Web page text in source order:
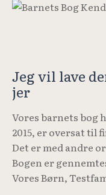
Jeg vil lave
jer
Vores barnets bog
2015, er oversat til
Det er med andre
Bogen er
Vores Børn,